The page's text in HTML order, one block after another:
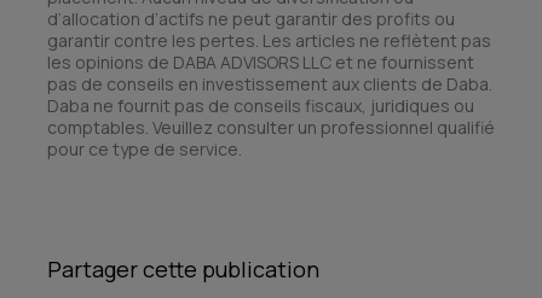
d’allocation d’actifs ne peut garantir des profits ou
garantir contre les pertes. Les articles ne reflètent pas
les opinions de DABA ADVISORS LLC et ne fournissent
pas de conseils en investissement aux clients de Daba.
Daba ne fournit pas de conseils fiscaux, juridiques ou
comptables. Veuillez consulter un professionnel qualifié
pour ce type de service.
Partager cette publication